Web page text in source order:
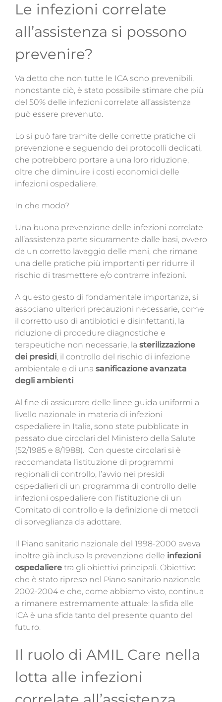
Le infezioni correlate
all’assistenza si possono
prevenire?
Va detto che non tutte le ICA sono prevenibili,
nonostante ciò, è stato possibile stimare che più
del 50% delle infezioni correlate all’assistenza
può essere prevenuto.
Lo si può fare tramite delle corrette pratiche di
prevenzione e seguendo dei protocolli dedicati,
che potrebbero portare a una loro riduzione,
oltre che diminuire i costi economici delle
infezioni ospedaliere.
In che modo?
Una buona prevenzione delle infezioni correlate
all’assistenza parte sicuramente dalle basi, ovvero
da un corretto lavaggio delle mani, che rimane
una delle pratiche più importanti per ridurre il
rischio di trasmettere e/o contrarre infezioni.
A questo gesto di fondamentale importanza, si
associano ulteriori precauzioni necessarie, come
il corretto uso di antibiotici e disinfettanti, la
riduzione di procedure diagnostiche e
terapeutiche non necessarie, la sterilizzazione
dei presidi, il controllo del rischio di infezione
ambientale e di una sanificazione avanzata
degli ambienti.
Al fine di assicurare delle linee guida uniformi a
livello nazionale in materia di infezioni
ospedaliere in Italia, sono state pubblicate in
passato due circolari del Ministero della Salute
(52/1985 e 8/1988). Con queste circolari si è
raccomandata l’istituzione di programmi
regionali di controllo, l’avvio nei presidi
ospedalieri di un programma di controllo delle
infezioni ospedaliere con l’istituzione di un
Comitato di controllo e la definizione di metodi
di sorveglianza da adottare.
Il Piano sanitario nazionale del 1998-2000 aveva
inoltre già incluso la prevenzione delle infezioni
ospedaliere tra gli obiettivi principali. Obiettivo
che è stato ripreso nel Piano sanitario nazionale
2002-2004 e che, come abbiamo visto, continua
a rimanere estremamente attuale: la sfida alle
ICA è una sfida tanto del presente quanto del
futuro.
Il ruolo di AMIL Care nella
lotta alle infezioni